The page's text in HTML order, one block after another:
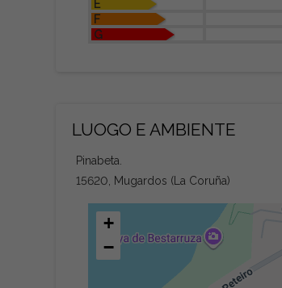
E
F
G
LUOGO E AMBIENTE
Pinabeta.
15620, Mugardos (La Coruña)
+
−